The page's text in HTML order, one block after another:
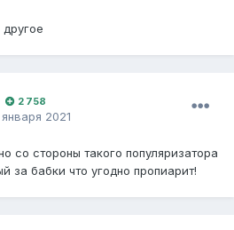
2 758
января 2021
со стороны такого популяризатора
за бабки что угодно пропиарит!